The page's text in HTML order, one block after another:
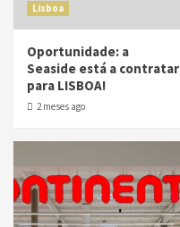
Lisboa
Oportunidade: a
Seaside está a contratar
para LISBOA!
2 meses ago